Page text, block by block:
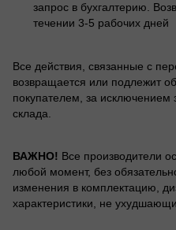
запрос в бухгалтерию.
течении 3-5 рабочих дней
Все действия, связанные с
возвращается или подлежит
покупателем, за исключением
склада.
ВАЖНО! Все производители
любой момент, без
изменения в комплектацию,
характеристики, не